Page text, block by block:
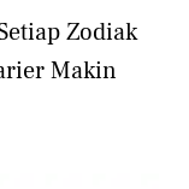
Zodiak
Makin